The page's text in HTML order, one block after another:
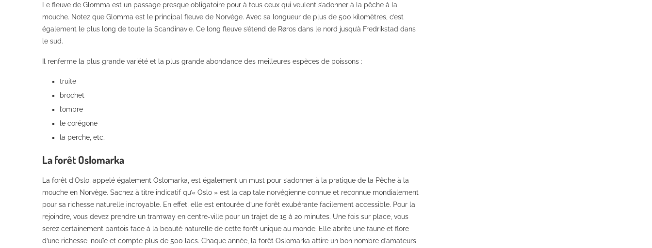
Le fleuve de Glomma est un passage presque obligatoire pour à tous ceux qui veulent s’adonner à la pêche à la
mouche. Notez que Glomma est le principal fleuve de Norvège. Avec sa longueur de plus de 500 kilomètres, c’est
également le plus long de toute la Scandinavie. Ce long fleuve s’étend de Røros dans le nord jusqu’à Fredrikstad dans
le sud.
Il renferme la plus grande variété et la plus grande abondance des meilleures espèces de poissons :
truite
brochet
l’ombre
le corégone
la perche, etc.
La forêt Oslomarka
La forêt d’Oslo, appelé également Oslomarka, est également un must pour s’adonner à la pratique de la Pêche à la
mouche en Norvège. Sachez à titre indicatif qu’« Oslo » est la capitale norvégienne connue et reconnue mondialement
pour sa richesse naturelle incroyable. En effet, elle est entourée d’une forêt exubérante facilement accessible. Pour la
rejoindre, vous devez prendre un tramway en centre-ville pour un trajet de 15 à 20 minutes. Une fois sur place, vous
serez certainement pantois face à la beauté naturelle de cette forêt unique au monde. Elle abrite une faune et flore
d’une richesse inouïe et compte plus de 500 lacs. Chaque année, la forêt Oslomarka attire un bon nombre d’amateurs